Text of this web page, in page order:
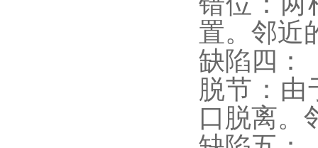
置。邻近
缺陷四：
脱节：由
口脱离。